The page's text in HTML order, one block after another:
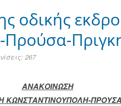
οδικής
Προύσα-
267
ΑΝΑΚΟΙΝΩΣΗ
ΚΩΝΣΤΑΝΤΙΝΟΥΠΟΛΗ-